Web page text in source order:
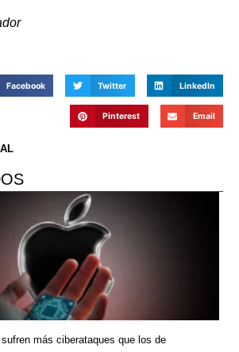
Facebook Twitter LinkedIn
Pinterest Email
más ciberataques que los de